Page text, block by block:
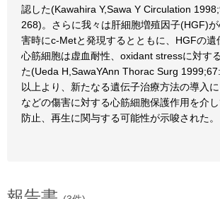
認した(Kawahira Y,Sawa Y Circulation
268)。さらに我々は肝細胞増殖因子(HGF)
害時にc-Metと発現するとともに、HGFの遺
心筋細胞は虚血耐性、oxidant stressに対す
た(Ueda H,SawaYAnn Thorac Surg
以上より、新たなる遺伝子治療方法の導入
などの傷害に対する心筋細胞保護作用を介
防止、再生に関与する可能性が示唆された。